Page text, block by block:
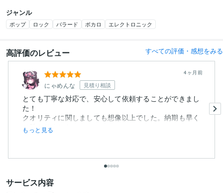
ジャンル
ポップ ロック バラード ボカロ エレクトロニック
高評価のレビュー すべての評価・感想をみる
にゃめんな 見積り相談
4ヶ月前
とても丁寧な対応で、安心して依頼することができまし
た！
クオリティに関しましても想像以上でした。納期も早く
て助かりました...
もっと見る
サービス内容